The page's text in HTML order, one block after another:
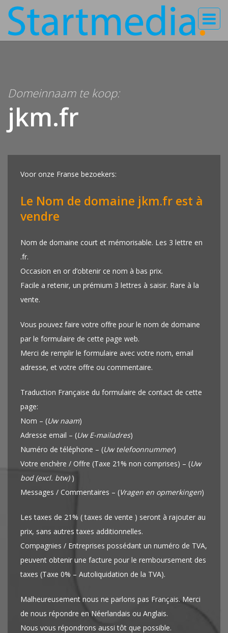
Domeinnaam te koop:
jkm.fr
Voor onze Franse bezoekers:
Le Nom de domaine jkm.fr est à
vendre
Nom de domaine court et mémorisable. Les 3 lettre en
.fr.
Occasion en or d’obtenir ce nom à bas prix.
Facile a retenir, un prémium 3 lettres à saisir. Rare à la
vente.
Vous pouvez faire votre offre pour le nom de domaine
par le formulaire de cette page web.
Merci de remplir le formulaire avec votre nom, email
adresse, et votre offre ou commentaire.
Traduction Française du formulaire de contact de cette
page:
Nom – (Uw naam)
Adresse email – (Uw E-mailadres)
Numéro de téléphone – (Uw telefoonnummer)
Votre enchère / Offre (Taxe 21% non comprises) – (Uw
bod (excl. btw) )
Messages / Commentaires – (Vragen en opmerkingen)
Les taxes de 21% ( taxes de vente ) seront à rajouter au
prix, sans autres taxes additionnelles.
Compagnies / Entreprises possédant un numéro de TVA,
peuvent obtenir une facture pour le remboursement des
taxes (Taxe 0% – Autoliquidation de la TVA).
Malheureusement nous ne parlons pas Français. Merci
de nous répondre en Néerlandais ou Anglais.
Nous vous répondrons aussi tôt que possible.